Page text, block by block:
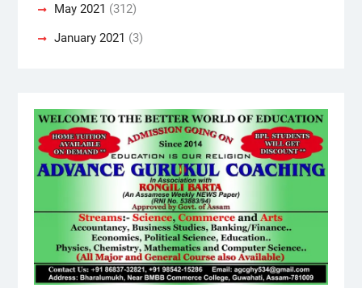
May 2021 (312)
January 2021 (3)